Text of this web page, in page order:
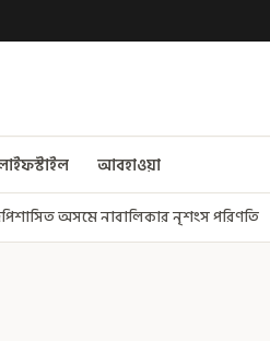
আবহাওয়া
পরিণতি ব্রড পর্বতশৃঙ্গে